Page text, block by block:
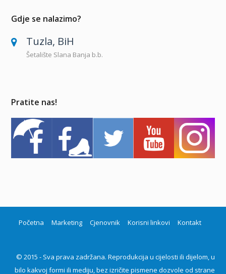
Gdje se nalazimo?
Tuzla, BiH
Šetalište Slana Banja b.b.
Pratite nas!
Početna Marketing Cjenovnik Korisni linkovi Kontakt
© 2015 - Sva prava zadržana. Reprodukcija u cijelosti ili dijelom, u
bilo kakvoj formi ili mediju, bez izričite pismene dozvole od strane